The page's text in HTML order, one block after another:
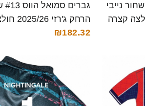
גברים טרנט רנדל #17 שחור נייבי
הרחק ג'רזי 2025/26 חולצה קצרה
₪182.32